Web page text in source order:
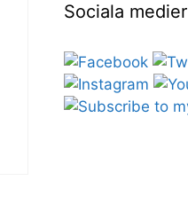
Sociala medier